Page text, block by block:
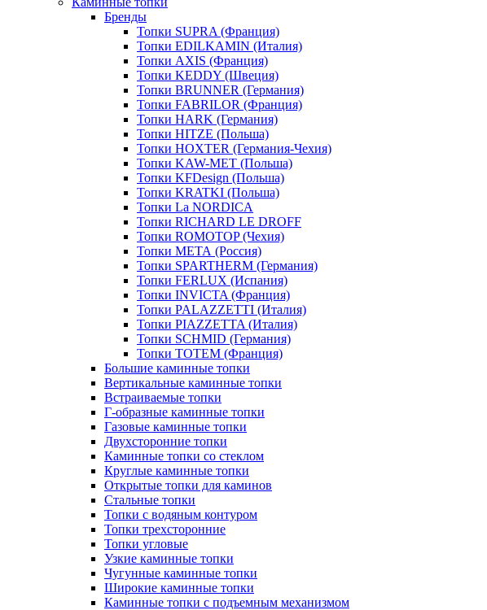
Бренды
Топки SUPRA (Франция)
Топки EDILKAMIN (Италия)
Топки AXIS (Франция)
Топки KEDDY (Швеция)
Топки BRUNNER (Германия)
Топки FABRILOR (Франция)
Топки HARK (Германия)
Топки HITZE (Польша)
Топки HOXTER (Германия-Чехия)
Топки KAW-MET (Польша)
Топки KFDesign (Польша)
Топки KRATKI (Польша)
Топки La NORDICA
Топки RICHARD LE DROFF
Топки ROMOTOP (Чехия)
Топки МЕТА (Россия)
Топки SPARTHERM (Германия)
Топки FERLUX (Испания)
Топки INVICTA (Франция)
Топки PALAZZETTI (Италия)
Топки PIAZZETTA (Италия)
Топки SCHMID (Германия)
Топки TOTEM (Франция)
Большие каминные топки
Вертикальные каминные топки
Встраиваемые топки
Г-образные каминные топки
Газовые каминные топки
Двухсторонние топки
Каминные топки со стеклом
Круглые каминные топки
Открытые топки для каминов
Стальные топки
Топки с водяным контуром
Топки трехсторонние
Топки угловые
Узкие каминные топки
Чугунные каминные топки
Широкие каминные топки
Каминные топки с подъемным механизмом